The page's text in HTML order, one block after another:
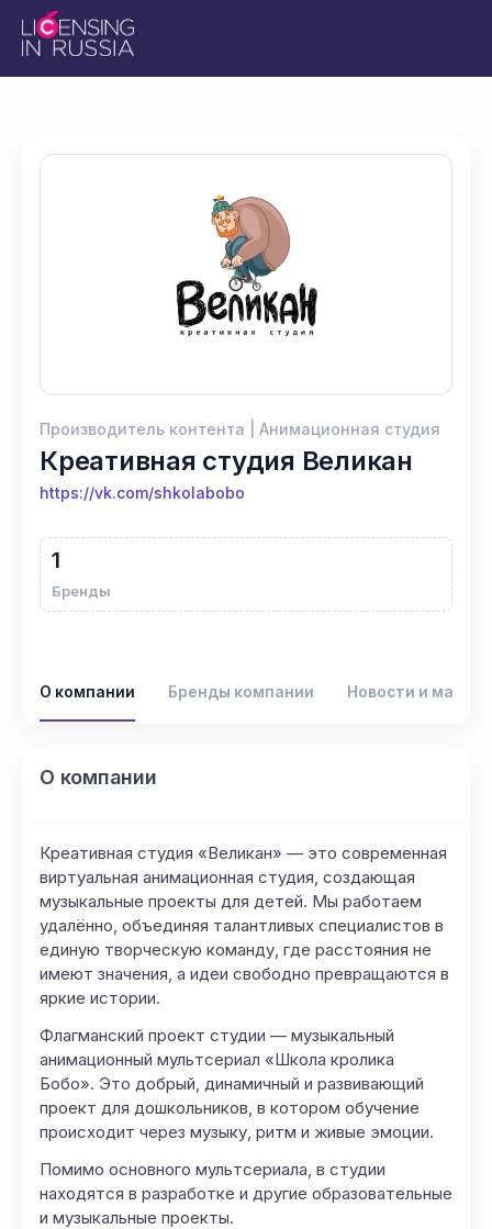
Производитель контента | Анимационная студия
Креативная студия Великан
https://vk.com/shkolabobo
1
Бренды
О компании Бренды компании Новости и
О компании
Креативная студия «Великан» — это современная
виртуальная анимационная студия, создающая
музыкальные проекты для детей. Мы работаем
удалённо, объединяя талантливых специалистов в
единую творческую команду, где расстояния не
имеют значения, а идеи свободно превращаются в
яркие истории.
Флагманский проект студии — музыкальный
анимационный мультсериал «Школа кролика
Бобо». Это добрый, динамичный и развивающий
проект для дошкольников, в котором обучение
происходит через музыку, ритм и живые эмоции.
Помимо основного мультсериала, в студии
находятся в разработке и другие образовательные
и музыкальные проекты.